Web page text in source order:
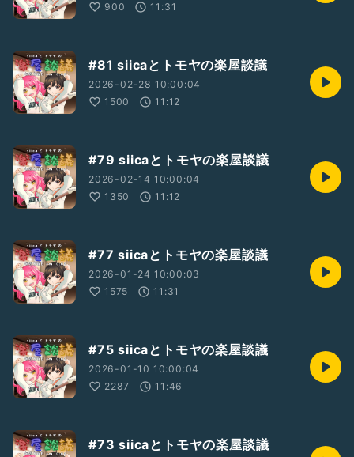
900
11:31
#81 siicaとトモヤの楽屋談議
2026-02-28 10:00:04
1500
11:12
#79 siicaとトモヤの楽屋談議
2026-02-14 10:00:04
1350
11:12
#77 siicaとトモヤの楽屋談議
2026-01-24 10:00:03
1575
11:31
#75 siicaとトモヤの楽屋談議
2026-01-10 10:00:04
2287
11:46
#73 siicaとトモヤの楽屋談議